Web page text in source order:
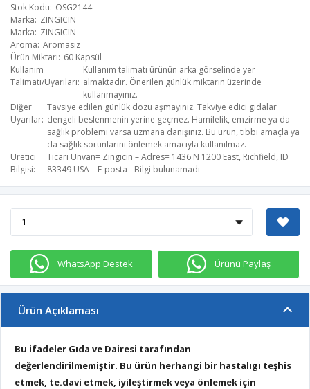
Stok Kodu OSG2144
Marka ZINGICIN
Marka ZINGICIN
Aroma Aromasız
Ürün Miktarı 60 Kapsül
Kullanım
Talimatı/Uyarıları
Kullanım talimatı ürünün arka görselinde yer
almaktadır. Önerilen günlük miktarın üzerinde
kullanmayınız.
Diğer
Uyarılar
Tavsiye edilen günlük dozu aşmayınız. Takviye edici gıdalar
dengeli beslenmenin yerine geçmez. Hamilelik, emzirme ya da
sağlık problemi varsa uzmana danışınız. Bu ürün, tıbbi amaçla ya
da sağlık sorunlarını önlemek amacıyla kullanılmaz.
Üretici
Bilgisi
Ticari Ünvan= Zingicin – Adres= 1436 N 1200 East, Richfield, ID
83349 USA – E-posta= Bilgi bulunamadı​
WhatsApp Destek Ürünü Paylaş
Ürün Açıklaması
Bu ifadeler Gıda ve Dairesi tarafından
değerlendirilmemiştir. Bu ürün herhangi bir hastalıgı teşhis
etmek, te.davi etmek, iyileştirmek veya önlemek için